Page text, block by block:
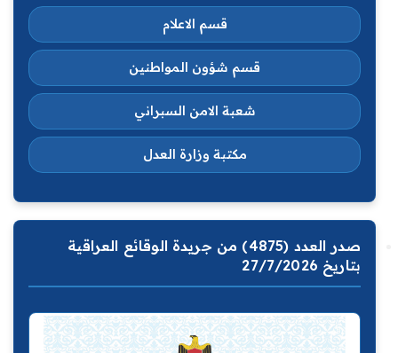
قسم الاعلام
قسم شؤون المواطنين
شعبة الامن السبراني
مكتبة وزارة العدل
صدر العدد (4875) من جريدة الوقائع العراقية
بتاريخ 27/7/2026